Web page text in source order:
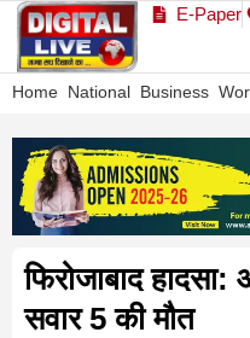
E-Paper
Home National Business
फिरोजाबाद हादसा:
सवार 5 की मौत